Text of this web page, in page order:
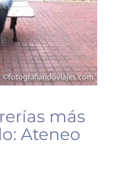
más
Ateneo